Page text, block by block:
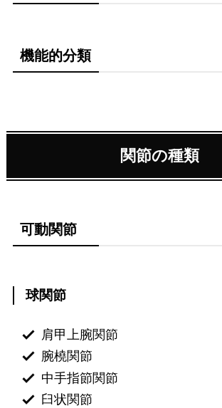
機能的分類
関節の種類
可動関節
球関節
肩甲上腕関節
腕橈関節
中手指節関節
臼状関節